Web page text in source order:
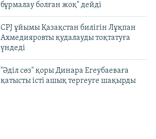
бұрмалау болған жоқ" дейді
CPJ ұйымы Қазақстан билігін Лұқпан
Ахмедияровты қудалауды тоқтатуға
үндеді
"Әділ сөз" қоры Динара Егеубаеваға
қатысты істі ашық тергеуге шақырды